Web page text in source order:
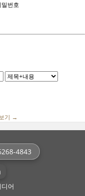
밀번호
기 →
4843
어